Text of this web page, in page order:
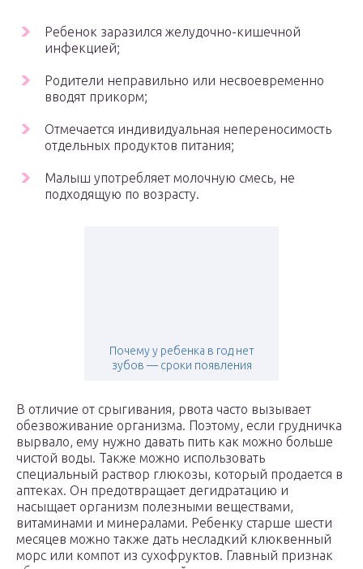
Ребенок заразился желудочно-кишечной
инфекцией;
Родители неправильно или несвоевременно
вводят прикорм;
Отмечается индивидуальная непереносимость
отдельных продуктов питания;
Малыш употребляет молочную смесь, не
подходящую по возрасту.
Почему у ребенка в год нет
зубов — сроки появления
В отличие от срыгивания, рвота часто вызывает
обезвоживание организма. Поэтому, если грудничка
вырвало, ему нужно давать пить как можно больше
чистой воды. Также можно использовать
специальный раствор глюкозы, который продается в
аптеках. Он предотвращает дегидратацию и
насыщает организм полезными веществами,
витаминами и минералами. Ребенку старше шести
месяцев можно также дать несладкий клюквенный
морс или компот из сухофруктов. Главный признак